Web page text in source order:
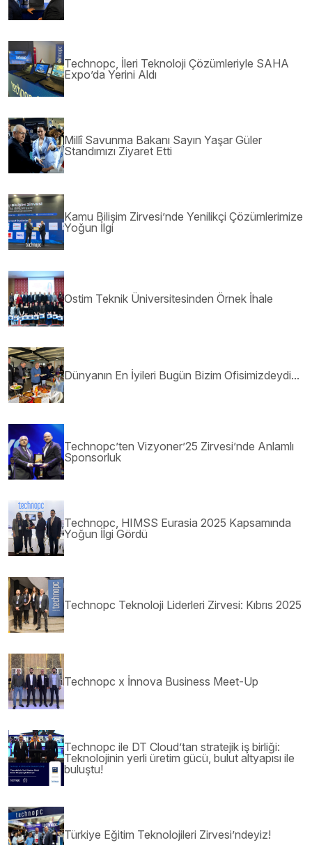
Technopc, İleri Teknoloji Çözümleriyle SAHA
Expo’da Yerini Aldı
Millî Savunma Bakanı Sayın Yaşar Güler
Standımızı Ziyaret Etti
Kamu Bilişim Zirvesi’nde Yenilikçi Çözümlerimize
Yoğun İlgi
Ostim Teknik Üniversitesinden Örnek İhale
Dünyanın En İyileri Bugün Bizim Ofisimizdeydi...
Technopc’ten Vizyoner’25 Zirvesi’nde Anlamlı
Sponsorluk
Technopc, HIMSS Eurasia 2025 Kapsamında
Yoğun İlgi Gördü
Technopc Teknoloji Liderleri Zirvesi: Kıbrıs 2025
Technopc x İnnova Business Meet-Up
Technopc ile DT Cloud’tan stratejik iş birliği:
Teknolojinin yerli üretim gücü, bulut altyapısı ile
buluştu!
Türkiye Eğitim Teknolojileri Zirvesi’ndeyiz!